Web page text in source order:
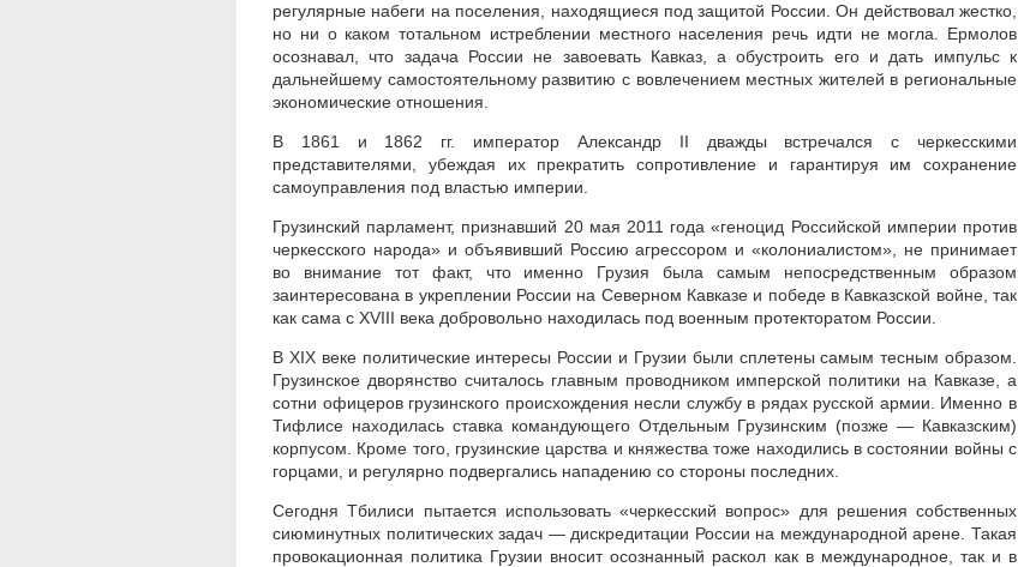
регулярные набеги на поселения, находящиеся под защитой России. Он действовал жестко,
но ни о каком тотальном истреблении местного населения речь идти не могла. Ермолов
осознавал, что задача России не завоевать Кавказ, а обустроить его и дать импульс к
дальнейшему самостоятельному развитию с вовлечением местных жителей в региональные
экономические отношения.
В 1861 и 1862 гг. император Александр II дважды встречался с черкесскими
представителями, убеждая их прекратить сопротивление и гарантируя им сохранение
самоуправления под властью империи.
Грузинский парламент, признавший 20 мая 2011 года «геноцид Российской империи против
черкесского народа» и объявивший Россию агрессором и «колониалистом», не принимает
во внимание тот факт, что именно Грузия была самым непосредственным образом
заинтересована в укреплении России на Северном Кавказе и победе в Кавказской войне, так
как сама с XVIII века добровольно находилась под военным протекторатом России.
В XIX веке политические интересы России и Грузии были сплетены самым тесным образом.
Грузинское дворянство считалось главным проводником имперской политики на Кавказе, а
сотни офицеров грузинского происхождения несли службу в рядах русской армии. Именно в
Тифлисе находилась ставка командующего Отдельным Грузинским (позже — Кавказским)
корпусом. Кроме того, грузинские царства и княжества тоже находились в состоянии войны с
горцами, и регулярно подвергались нападению со стороны последних.
Сегодня Тбилиси пытается использовать «черкесский вопрос» для решения собственных
сиюминутных политических задач — дискредитации России на международной арене. Такая
провокационная политика Грузии вносит осознанный раскол как в международное, так и в